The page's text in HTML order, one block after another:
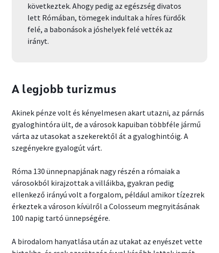
következtek. Ahogy pedig az egészség divatos
lett Rómában, tömegek indultak a híres fürdők
felé, a babonások a jóshelyek felé vették az
irányt.
A legjobb turizmus
Akinek pénze volt és kényelmesen akart utazni, az párnás
gyaloghintóra ült, de a városok kapuiban többféle jármű
várta az utasokat a szekerektől át a gyaloghintóig. A
szegényekre gyalogút várt.
Róma 130 ünnepnapjának nagy részén a rómaiak a
városokból kirajzottak a villáikba, gyakran pedig
ellenkező irányú volt a forgalom, például amikor tízezrek
érkeztek a városon kívülről a Colosseum megnyitásának
100 napig tartó ünnepségére.
A birodalom hanyatlása után az utakat az enyészet vette